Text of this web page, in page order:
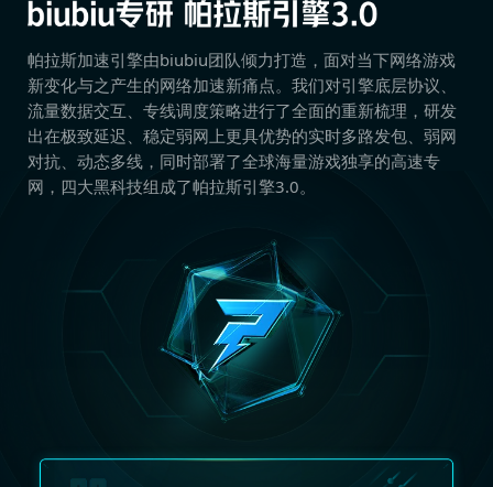
帕拉斯加速引擎由biubiu团队倾力打造，面对当下网络游戏
新变化与之产生的网络加速新痛点。我们对引擎底层协议、
流量数据交互、专线调度策略进行了全面的重新梳理，研发
出在极致延迟、稳定弱网上更具优势的实时多路发包、弱网
对抗、动态多线，同时部署了全球海量游戏独享的高速专
网，四大黑科技组成了帕拉斯引擎3.0。